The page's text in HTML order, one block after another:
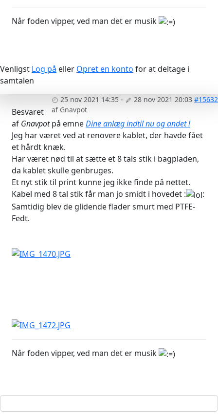
Når foden vipper, ved man det er musik
Venligst Log på eller Opret en konto for at deltage i
samtalen
25 nov 2021 14:35 - 28 nov 2021 20:03 #15632
af Gnavpot
Besvaret
af Gnavpotpå emneDine anlæg indtil nu og andet !
Jeg har været ved at renovere kablet, der havde fået
et hårdt knæk.
Har været nød til at sætte et 8 tals stik i bagpladen,
da kablet skulle genbruges.
Et nyt stik til print kunne jeg ikke finde på nettet.
Kabel med 8 tal stik får man jo smidt i hovedet :
:
Samtidig blev de glidende flader smurt med PTFE-
Fedt.
Når foden vipper, ved man det er musik